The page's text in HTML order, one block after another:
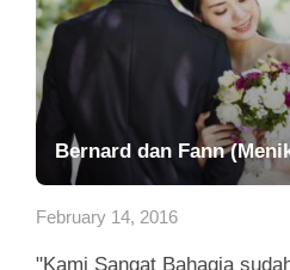
Bernard dan Fann
February 14, 2016
"Kami Sangat Bahagia